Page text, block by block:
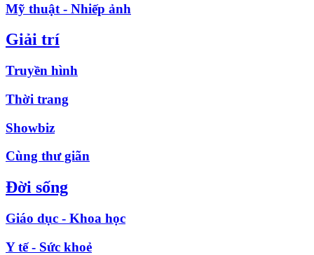
Mỹ thuật - Nhiếp ảnh
Giải trí
Truyền hình
Thời trang
Showbiz
Cùng thư giãn
Đời sống
Giáo dục - Khoa học
Y tế - Sức khoẻ